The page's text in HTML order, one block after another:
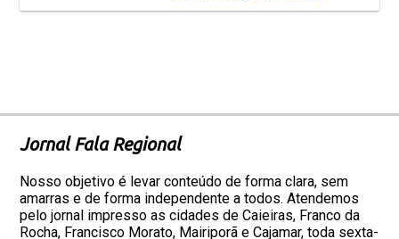
Jornal Fala Regional
Nosso objetivo é levar conteúdo de forma clara, sem
amarras e de forma independente a todos. Atendemos
pelo jornal impresso as cidades de Caieiras, Franco da
Rocha, Francisco Morato, Mairiporã e Cajamar, toda sexta-